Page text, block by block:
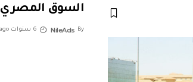
السوق المصري
By
NileAds 6 سنوات ago